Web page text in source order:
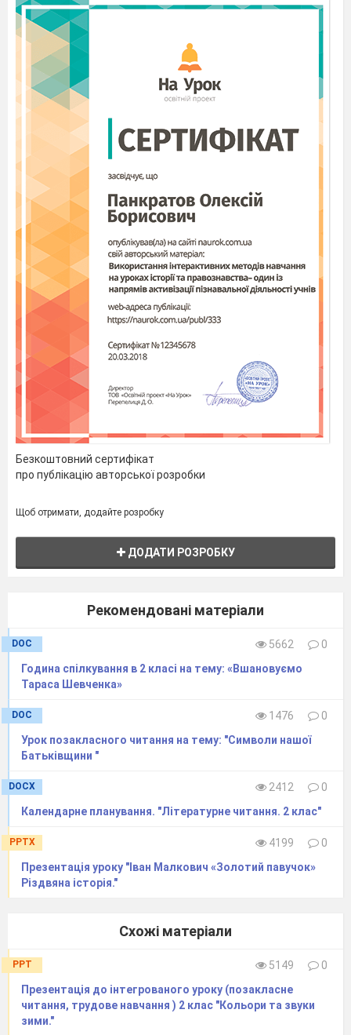
ІІ. Хвилинка читача.
Презентація художньої книги, яку читає учень.
Автор та назва книги, тема твору, що найбільш
запам’яталось чи зацікавило, чи порадив би
книгу своїм однокласникам.( виступ декількох
ІІІ. Актуалізація. Підготовка до вивчення
нового матеріалу.
Мовна розминка.
Скласти слово: налика (калина)
Скільки в ньому букв? Звуків?
Метод « Семантична карта»
Назвіть характерні ознаки цього
предмета або слова, які спали на думку.
Слово « калина» вчитель записує на
дошці і стрілочками з’
словами, які запропонують діти.
Калина
калину.
нітрав, а ливекі тякеги нихвочер
калини ми бачимо в травні, а великі кетяги
червоних намистинок - в серпні.)
Загадки про калину.
Хто ж ті ягоди не знає,
Від застуди їх приймає.
На кущах вони висять,
І, як маків цвіт, горять.
Тільки це не є малина.
Весною білим цвітом зацвітаю.
Восени червоними ягодами вітаю.
Взимку птахів пригощаю.
Безкоштовний сертифікат
про публікацію авторської розробки
Щоб отримати, додайте розробку
ДОДАТИ РОЗРОБКУ
Рекомендовані матеріали
DOC 5662
0
Година спілкування в 2 класі на тему: «Вшановуємо
Тараса Шевченка»
DOC 1476
0
Урок позакласного читання на тему: "Символи нашої
Батьківщини "
DOCX 2412
0
Календарне планування. "Літературне читання. 2 клас"
PPTX 4199
0
Презентація уроку "Іван Малкович «Золотий павучок»
Різдвяна історія."
Схожі матеріали
PPT 5149
0
Презентація до інтегрованого уроку (позакласне
читання, трудове навчання ) 2 клас "Кольори та звуки
зими."